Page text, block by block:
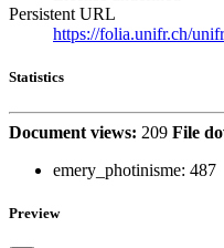
Persistent URL
https://folia.unifr.ch/
Statistics
Document views: 209 File
emery_photinisme: 487
Preview